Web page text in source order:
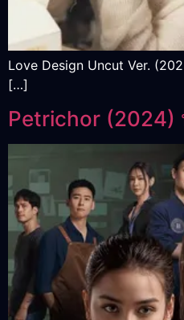
Love Design Uncut Ver.
[…]
Petrichor